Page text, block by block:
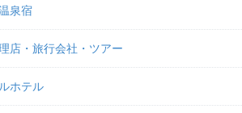
泉宿
店・旅行会社・ツアー
ホテル